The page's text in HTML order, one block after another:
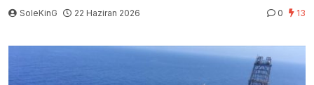
SoleKinG 22 Haziran 2026 0 13